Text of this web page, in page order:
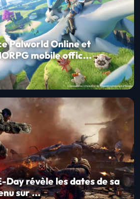
Palworld Online et
mobile offic...
Day révèle les dates de sa
sur ...